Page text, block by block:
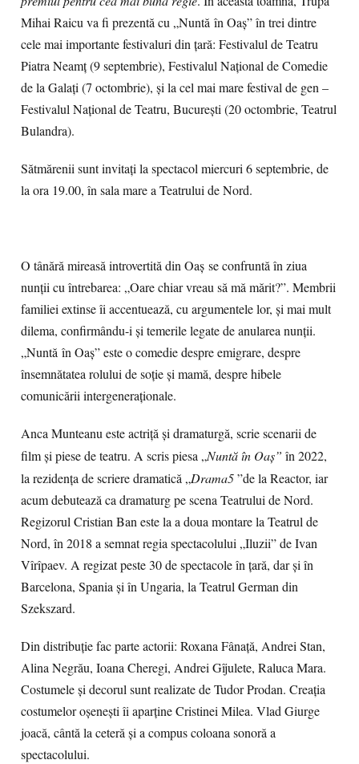
Mihai Raicu va fi prezentă cu„Nuntă în Oaș” în trei dintre
cele mai importante festivaluri din țară: Festivalul de Teatru
Piatra Neamț (9 septembrie), Festivalul Național de Comedie
de la Galați (7 octombrie), și la cel mai mare festival de gen –
Festivalul Național de Teatru, București (20 octombrie, Teatrul
Bulandra).
Sătmărenii sunt invitați la spectacol miercuri 6 septembrie, de
la ora 19.00, în sala mare a Teatrului de Nord.
O tânără mireasă introvertită din Oaș se confruntă în ziua
nunții cu întrebarea: „Oare chiar vreau să mă mărit?”. Membrii
familiei extinse îi accentuează, cu argumentele lor, și mai mult
dilema, confirmându-i și temerile legate de anularea nunții.
„Nuntă în Oaș” este o comedie despre emigrare, despre
însemnătatea rolului de soție și mamă, despre hibele
comunicării intergeneraționale.
Anca Munteanu este actriță și dramaturgă, scrie scenarii de
film și piese de teatru. A scris piesa „Nuntă în Oaș” în 2022,
la rezidența de scriere dramatică „Drama5”de la Reactor, iar
acum debutează ca dramaturg pe scena Teatrului de Nord.
Regizorul Cristian Ban este la a doua montare la Teatrul de
Nord, în2018 a semnat regia spectacolului „Iluzii” de Ivan
Vîrîpaev. A regizat peste 30 de spectacole în ţară, dar şi în
Barcelona, Spania şi în Ungaria, la Teatrul German din
Szekszard.
Din distribuție fac parte actorii: Roxana Fânață, Andrei Stan,
Alina Negrău, Ioana Cheregi, Andrei Gîjulete, Raluca Mara.
Costumele și decorul sunt realizate de Tudor Prodan. Creația
costumelor oșenești îi aparține Cristinei Milea. Vlad Giurge
joacă, cântă la ceteră și a compus coloana sonoră a
spectacolului.